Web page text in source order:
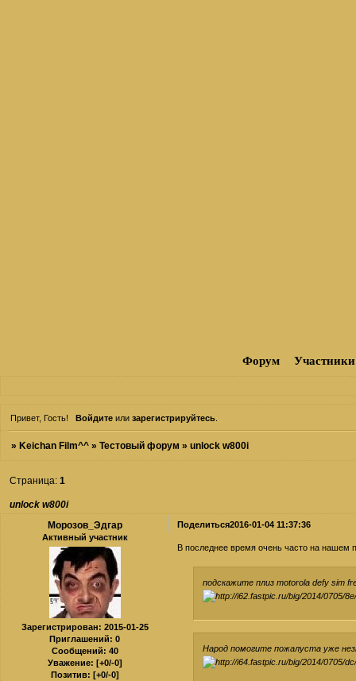
Форум Участники
Привет, Гость! Войдитеили зарегистрируйтесь.
» Keichan Film^^ »Тестовый форум »unlock w800i
unlock w800i
Страница:1
Поделиться2016-01-04 11:37:36
Морозов_Эдгар
Активный участник
Зарегистрирован: 2015-01-25
Приглашений: 0
Сообщений: 40
Уважение: [+0/-0]
Позитив: [+0/-0]
В последнее время очень часто на нашем
подскажите плиз motorola defy sim
Народ помогите пожалуста уже